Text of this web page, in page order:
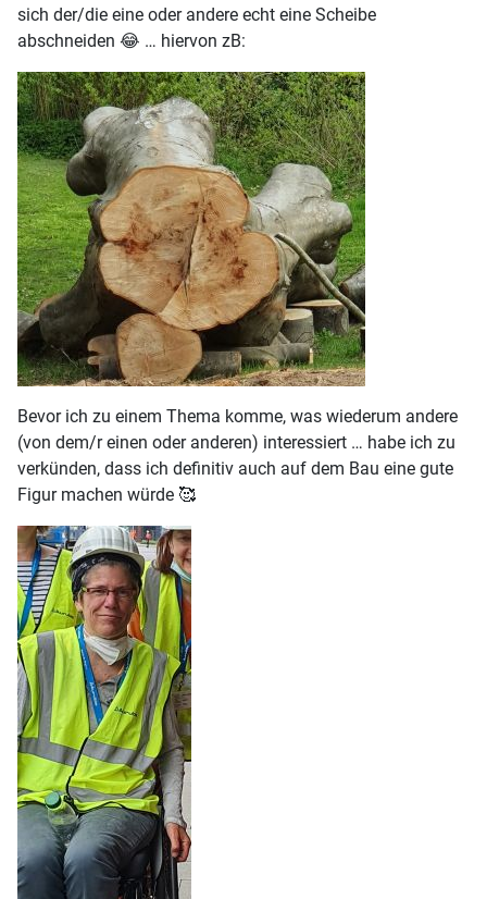
sich der/die eine oder andere echt eine Scheibe
abschneiden 😂 … hiervon zB:
Bevor ich zu einem Thema komme, was wiederum andere
(von dem/r einen oder anderen) interessiert … habe ich zu
verkünden, dass ich definitiv auch auf dem Bau eine gute
Figur machen würde 🥰